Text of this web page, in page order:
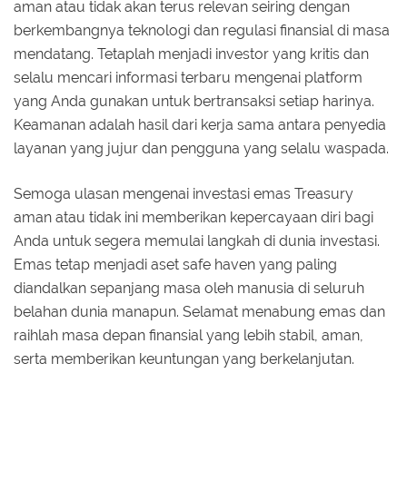
aman atau tidak akan terus relevan seiring dengan
berkembangnya teknologi dan regulasi finansial di masa
mendatang. Tetaplah menjadi investor yang kritis dan
selalu mencari informasi terbaru mengenai platform
yang Anda gunakan untuk bertransaksi setiap harinya.
Keamanan adalah hasil dari kerja sama antara penyedia
layanan yang jujur dan pengguna yang selalu waspada.
Semoga ulasan mengenai investasi emas Treasury
aman atau tidak ini memberikan kepercayaan diri bagi
Anda untuk segera memulai langkah di dunia investasi.
Emas tetap menjadi aset safe haven yang paling
diandalkan sepanjang masa oleh manusia di seluruh
belahan dunia manapun. Selamat menabung emas dan
raihlah masa depan finansial yang lebih stabil, aman,
serta memberikan keuntungan yang berkelanjutan.